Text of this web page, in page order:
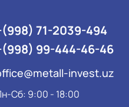
71-2039-494
99-444-46-46
invest.uz
Сб: 9:00 - 18:00